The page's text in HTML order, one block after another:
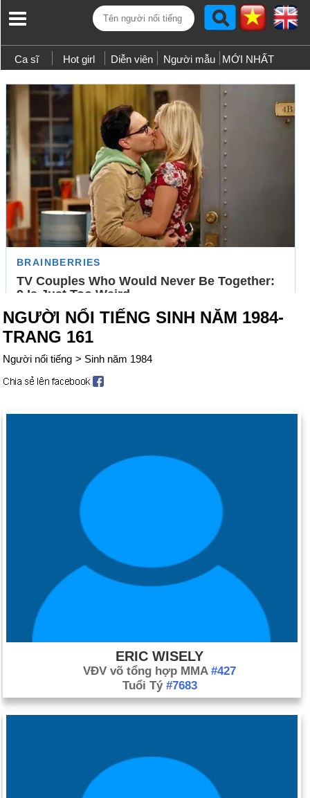
Ca sĩ Hot girl Diễn viên Người mẫu MỚI NHẤT
NGƯỜI NỔI TIẾNG SINH NĂM 1984-
TRANG 161
Người nổi tiếng > Sinh năm 1984
ERIC WISELY
VĐV võ tổng hợp MMA #427
Tuổi Tý #7683